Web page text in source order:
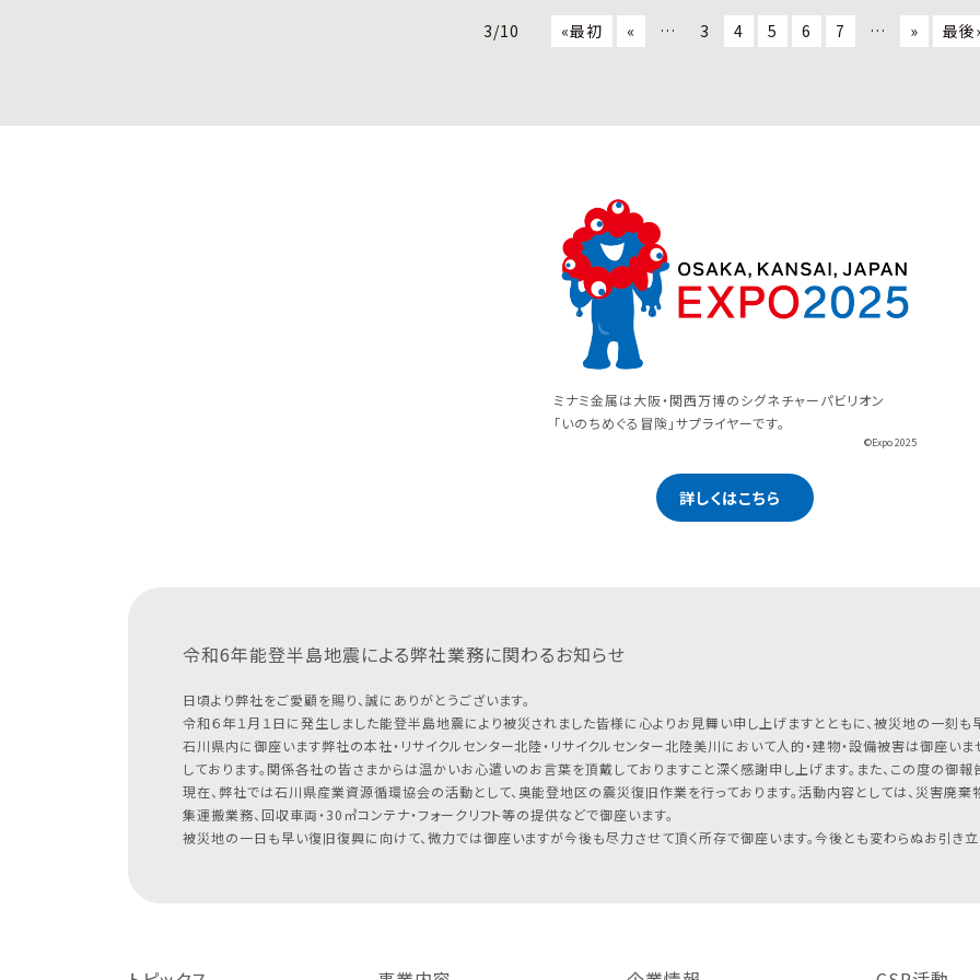
3/10 «最初 « … 3 4 5 6 7 … » 最後
ミナミ金属は大阪・関西万博のシグネチャーパビリオン
「いのちめぐる冒険」サプライヤーです。
©Expo 2025
詳しくはこちら
令和6年能登半島地震による弊社業務に関わるお知らせ
日頃より弊社をご愛顧を賜り、誠にありがとうございます。
令和６年１月１日に発生しました能登半島地震により被災されました皆様に心よりお見舞い申し上げますとともに、被災地の一刻も
石川県内に御座います弊社の本社・リサイクルセンター北陸・リサイクルセンター北陸美川において人的・建物・設備被害は御座い
しております。関係各社の皆さまからは温かいお心遣いのお言葉を頂戴しておりますこと深く感謝申し上げます。また、この度の御報
現在、弊社では石川県産業資源循環協会の活動として、奥能登地区の震災復旧作業を行っております。活動内容としては、災害廃
集運搬業務、回収車両・30㎥コンテナ・フォークリフト等の提供などで御座います。
被災地の一日も早い復旧復興に向けて、微力では御座いますが今後も尽力させて頂く所存で御座います。今後とも変わらぬお引き立